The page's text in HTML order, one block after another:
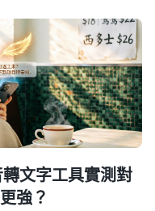
文字工具實測對
強？